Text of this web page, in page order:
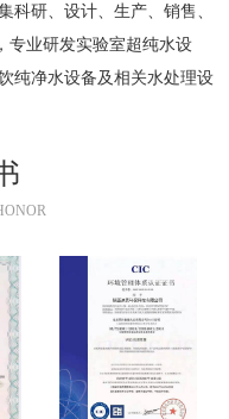
科研、设计、生产、销售、
专业研发实验室超纯水设
纯净水设备及相关水处理设